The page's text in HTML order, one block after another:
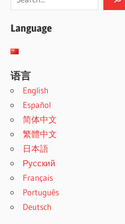
Language
语言
English
Español
简体中文
繁體中文
日本語
Русский
Français
Português
Deutsch